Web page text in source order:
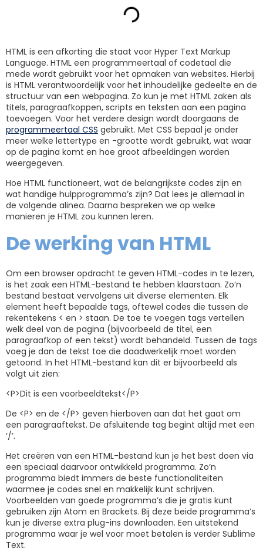
HTML is een afkorting die staat voor Hyper Text Markup
Language. HTML een programmeertaal of codetaal die
mede wordt gebruikt voor het opmaken van websites. Hierbij
is HTML verantwoordelijk voor het inhoudelijke gedeelte en de
structuur van een webpagina. Zo kun je met HTML zaken als
titels, paragraafkoppen, scripts en teksten aan een pagina
toevoegen. Voor het verdere design wordt doorgaans de
programmeertaal CSS gebruikt. Met CSS bepaal je onder
meer welke lettertype en -grootte wordt gebruikt, wat waar
op de pagina komt en hoe groot afbeeldingen worden
weergegeven.
Hoe HTML functioneert, wat de belangrijkste codes zijn en
wat handige hulpprogramma’s zijn? Dat lees je allemaal in
de volgende alinea. Daarna bespreken we op welke
manieren je HTML zou kunnen leren.
De werking van HTML
Om een browser opdracht te geven HTML-codes in te lezen,
is het zaak een HTML-bestand te hebben klaarstaan. Zo’n
bestand bestaat vervolgens uit diverse elementen. Elk
element heeft bepaalde tags, oftewel codes die tussen de
rekentekens < en > staan. De toe te voegen tags vertellen
welk deel van de pagina (bijvoorbeeld de titel, een
paragraafkop of een tekst) wordt behandeld. Tussen de tags
voeg je dan de tekst toe die daadwerkelijk moet worden
getoond. In het HTML-bestand kan dit er bijvoorbeeld als
volgt uit zien:
<P>Dit is een voorbeeldtekst</P>
De <P> en de </P> geven hierboven aan dat het gaat om
een paragraaftekst. De afsluitende tag begint altijd met een
‘/’.
Het creëren van een HTML-bestand kun je het best doen via
een speciaal daarvoor ontwikkeld programma. Zo’n
programma biedt immers de beste functionaliteiten
waarmee je codes snel en makkelijk kunt schrijven.
Voorbeelden van goede programma’s die je gratis kunt
gebruiken zijn Atom en Brackets. Bij deze beide programma’s
kun je diverse extra plug-ins downloaden. Een uitstekend
programma waar je wel voor moet betalen is verder Sublime
Text.